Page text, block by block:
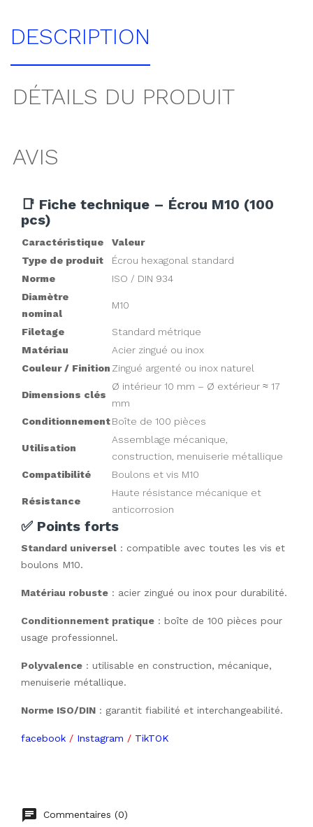
DESCRIPTION
DÉTAILS DU PRODUIT
AVIS
📑 Fiche technique – Écrou M10 (100
pcs)
Caractéristique
Valeur
Type de produit
Écrou hexagonal standard
Norme
ISO / DIN 934
Diamètre
nominal
M10
Filetage
Standard métrique
Matériau
Acier zingué ou inox
Couleur / Finition Zingué argenté ou inox naturel
Dimensions clés
Ø intérieur 10 mm – Ø extérieur ≈ 17
mm
ConditionnementBoîte de 100 pièces
Utilisation
Assemblage mécanique,
construction, menuiserie métallique
Compatibilité
Boulons et vis M10
Résistance
Haute résistance mécanique et
anticorrosion
✅ Points forts
Standard universel : compatible avec toutes les vis et
boulons M10.
Matériau robuste : acier zingué ou inox pour durabilité.
Conditionnement pratique : boîte de 100 pièces pour
usage professionnel.
Polyvalence : utilisable en construction, mécanique,
menuiserie métallique.
Norme ISO/DIN : garantit fiabilité et interchangeabilité.
facebook / Instagram / TikTOK
Commentaires (0)